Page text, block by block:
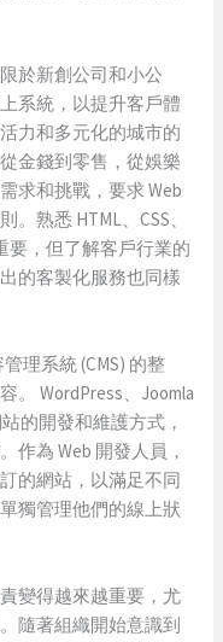
於新創公司和小公
系統，以提升客戶體
力和多元化的城市的
金錢到零售，從娛樂
求和挑戰，要求 Web
熟悉 HTML、CSS、
要，但了解客戶行業的
的客製化服務也同樣
理系統 (CMS) 的整
。 WordPress、Joomla
的開發和維護方式，
作為 Web 開發人員，
的網站，以滿足不同
獨管理他們的線上狀
變得越來越重要，尤
隨著組織開始意識到